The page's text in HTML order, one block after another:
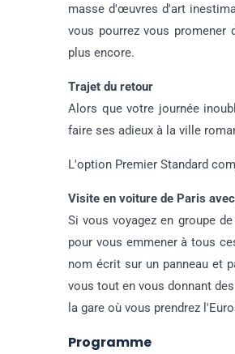
masse d'œuvres d'art
vous pourrez vous
plus encore.
Trajet du retour
Alors que votre journée
faire ses adieux à la ville
L'option Premier Standard
Visite en voiture de Paris
Si vous voyagez en groupe
pour vous emmener à tous
nom écrit sur un panneau et
vous tout en vous donnant
la gare où vous prendrez
Programme